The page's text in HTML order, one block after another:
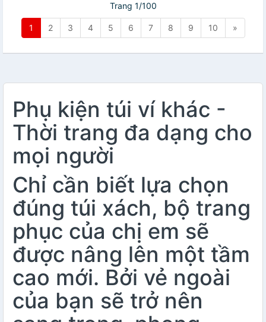
Trang 1/100
1 2 3 4 5 6 7 8 9 10 »
Phụ kiện túi ví khác -
Thời trang đa dạng cho
mọi người
Chỉ cần biết lựa chọn
đúng túi xách, bộ trang
phục của chị em sẽ
được nâng lên một tầm
cao mới. Bởi vẻ ngoài
của bạn sẽ trở nên